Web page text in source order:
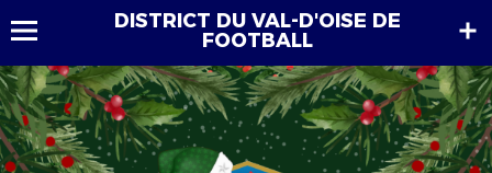
DISTRICT DU VAL-D'OISE DE
FOOTBALL